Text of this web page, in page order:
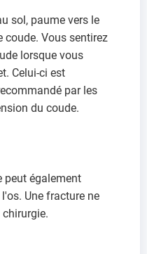
sol, paume vers le
coude. Vous sentirez
lorsque vous
Celui-ci est
par les
du coude.
peut également
Une fracture ne
chirurgie.